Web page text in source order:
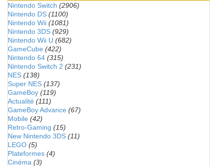
Nintendo Switch (2906)
Nintendo DS (1100)
Nintendo Wii (1081)
Nintendo 3DS (929)
Nintendo Wii U (682)
GameCube (422)
Nintendo 64 (315)
Nintendo Switch 2 (231)
NES (138)
Super NES (137)
GameBoy (119)
Actualité (111)
GameBoy Advance (67)
Mobile (42)
Retro-Gaming (15)
New Nintendo 3DS (11)
LEGO (5)
Plateformes (4)
Cinéma (3)